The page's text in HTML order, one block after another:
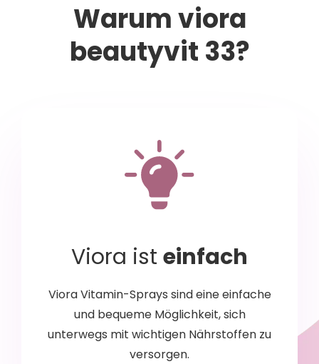
Warum viora
beautyvit 33?
Viora ist einfach
Viora Vitamin-Sprays sind eine einfache
und bequeme Möglichkeit, sich
unterwegs mit wichtigen Nährstoffen zu
versorgen.